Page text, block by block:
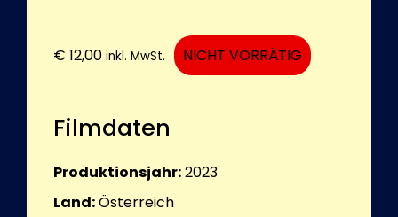
€ 12,00 inkl. MwSt. NICHT VORRÄTIG
Filmdaten
Produktionsjahr:2023
Land:Österreich